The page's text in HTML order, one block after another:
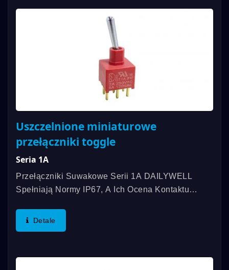
Uszczelnione miniaturowe
przełączniki toggle
Seria 1A
Przełączniki Suwakowe Serii 1A DAILYWELL
Spełniają Normy IP67, A Ich Ocena Kontaktu
Przełączania, SPDT, DPDT, 3PDT I Inne.
Używamy Wodoodpornego Projektu...
Detale